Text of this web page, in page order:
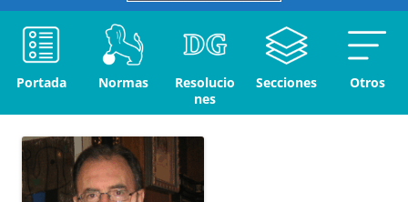
Portada Normas
Resolucio
nes
Secciones Otros